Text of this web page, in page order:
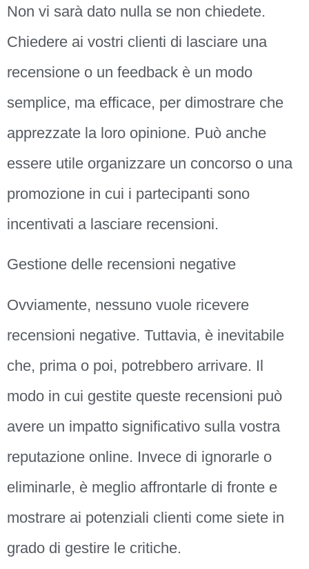
Non vi sarà dato nulla se non chiedete.
Chiedere ai vostri clienti di lasciare una
recensione o un feedback è un modo
semplice, ma efficace, per dimostrare che
apprezzate la loro opinione. Può anche
essere utile organizzare un concorso o una
promozione in cui i partecipanti sono
incentivati a lasciare recensioni.
Gestione delle recensioni negative
Ovviamente, nessuno vuole ricevere
recensioni negative. Tuttavia, è inevitabile
che, prima o poi, potrebbero arrivare. Il
modo in cui gestite queste recensioni può
avere un impatto significativo sulla vostra
reputazione online. Invece di ignorarle o
eliminarle, è meglio affrontarle di fronte e
mostrare ai potenziali clienti come siete in
grado di gestire le critiche.